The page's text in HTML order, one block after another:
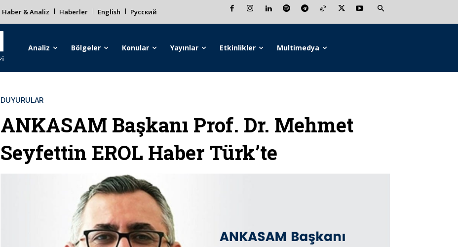
Haber & Analiz Haberler English Русский
Analiz Bölgeler Konular Yayınlar Etkinlikler Multimedya
DUYURULAR
ANKASAM Başkanı Prof. Dr. Mehmet
Seyfettin EROL Haber Türk’te